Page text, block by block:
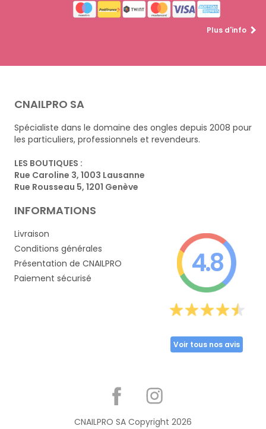
Plus d'info
CNAILPRO SA
Spécialiste dans le domaine des ongles depuis 2008 pour
les particuliers, professionnels et revendeurs.
LES BOUTIQUES :
Rue Caroline 3, 1003 Lausanne
Rue Rousseau 5, 1201 Genève
INFORMATIONS
Livraison
Conditions générales
Présentation de CNAILPRO
Paiement sécurisé
4.8
Voir tous nos avis
CNAILPRO SA Copyright 2026